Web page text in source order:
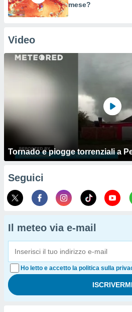
mese?
Video
Tornado e piogge torrenziali a
Seguici
Il meteo via e-mail
Ho letto e accetto la politica sulla